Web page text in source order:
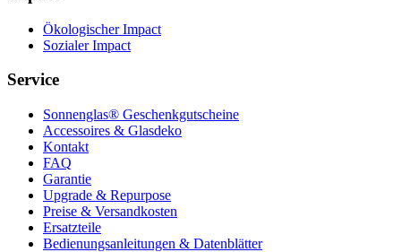
Ökologischer Impact
Sozialer Impact
Service
Sonnenglas® Geschenkgutscheine
Accessoires & Glasdeko
Kontakt
FAQ
Garantie
Upgrade & Repurpose
Preise & Versandkosten
Ersatzteile
Bedienungsanleitungen & Datenblätter